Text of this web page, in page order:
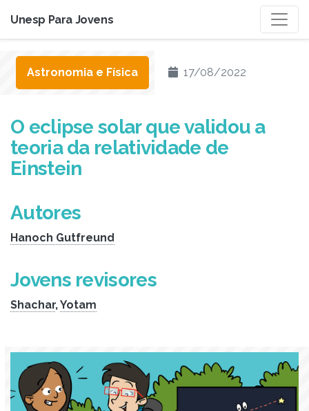
Unesp Para Jovens
Astronomia e Física 17/08/2022
O eclipse solar que validou a
teoria da relatividade de
Einstein
Autores
Hanoch Gutfreund
Jovens revisores
Shachar,Yotam